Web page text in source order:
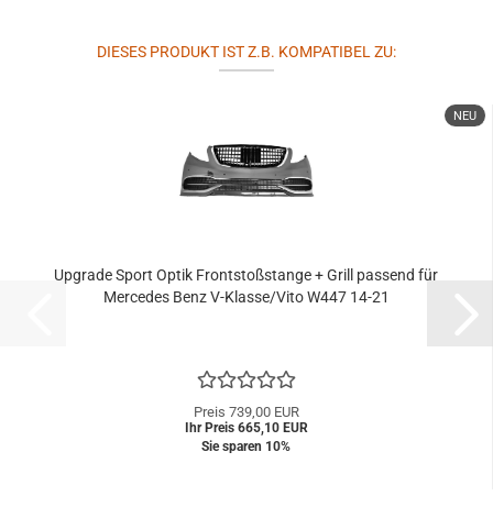
DIESES PRODUKT IST Z.B. KOMPATIBEL ZU:
NEU
Upgrade Sport Optik Frontstoßstange + Grill passend für
Mercedes Benz V-Klasse/Vito W447 14-21
Preis 739,00 EUR
Ihr Preis 665,10 EUR
Sie sparen 10%